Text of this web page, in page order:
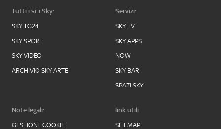
Tutti i siti Sky:
SKY TG24
SKY SPORT
SKY VIDEO
ARCHIVIO SKY ARTE
Servizi:
SKY TV
SKY APPS
NOW
SKY BAR
SPAZI SKY
Note legali:
GESTIONE COOKIE
link utili
SITEMAP